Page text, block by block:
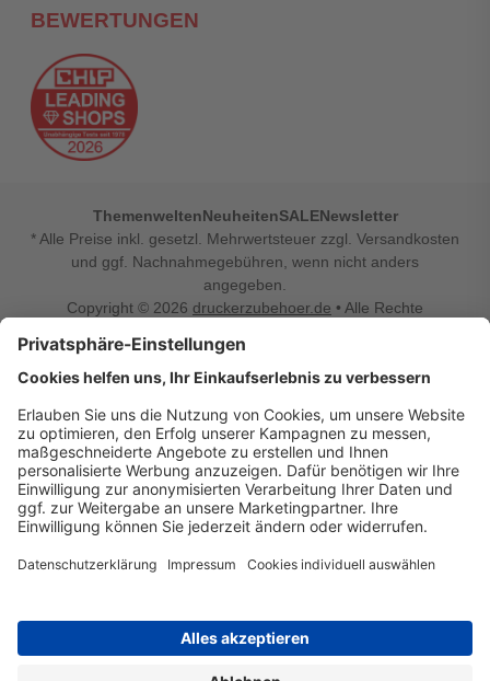
BEWERTUNGEN
ThemenweltenNeuheitenSALENewsletter
* Alle Preise inkl. gesetzl. Mehrwertsteuer zzgl. Versandkosten
und ggf. Nachnahmegebühren, wenn nicht anders
angegeben.
Copyright © 2026 druckerzubehoer.de • Alle Rechte
Vertrag widerrufen
Druckerzubehoer.de – preiswerte Qualität für Ihr Office
Sie sind auf der Suche nach dem passenden Druckerzubehör
oder Zubehör für das Büro, den Computer oder Ihr
Smartphone? Dann sind Sie bei Druckerzubehoer.de genau
richtig! Unser breites Sortiment bietet unter anderem Tinte
und Toner für alle gängigen Druckermodelle – großer sowie
kleiner Hersteller. Zugleich sind wir Ihr Online Fachhandel für
einrichten, die Werkstatt ausstatten oder den Alltag mit
was Ihren Arbeitsplatz noch komfortabler macht, finden Sie
bei uns auch Bastelspaß, Schulbedarf, Beleuchtung,